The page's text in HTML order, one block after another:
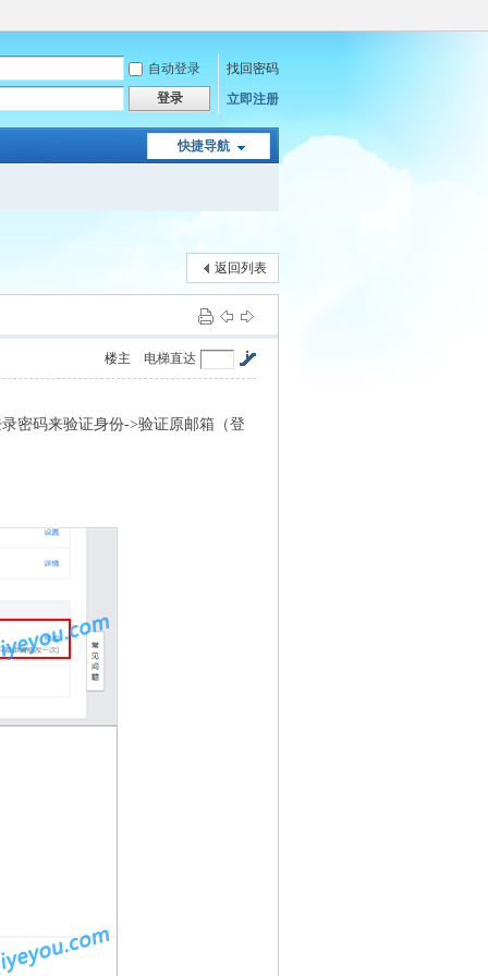
自动登录
找回密码
登录
立即注册
快捷导航
返回列表
电梯直达
楼主
密码来验证身份->验证原邮箱（登